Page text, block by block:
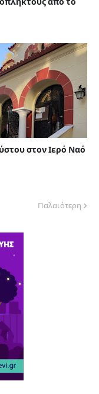
στον Ιερό Ναό
Παλαιότερη